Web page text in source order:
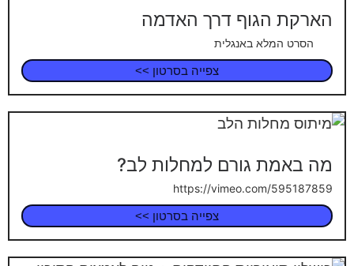
הארקת הגוף דרך האדמה
הסרט המלא באנגלית
צפייה בסרטון >>
מה באמת גורם למחלות לב?
https://vimeo.com/595187859
צפייה בסרטון >>